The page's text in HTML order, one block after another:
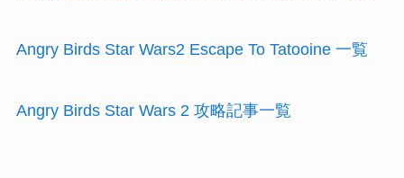
Angry Birds Star Wars2 Escape To Tatooine 一覧
Angry Birds Star Wars 2 攻略記事一覧